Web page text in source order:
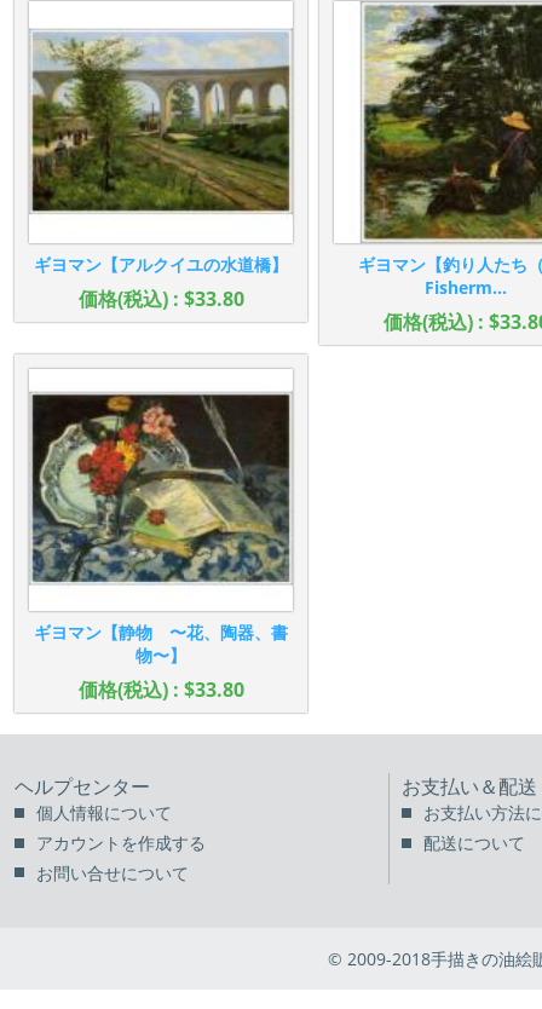
ギヨマン【アルクイユの水道橋】
価格(税込) : $33.80
ギヨマン【釣り人たち
Fisherm...
価格(税込) :
ギヨマン【静物 〜花、陶器、書
物〜】
価格(税込) : $33.80
ヘルプセンター
個人情報について
アカウントを作成する
お問い合せについて
お支払い＆配送
お支払い方法
配送について
© 2009-2018手描きの油絵